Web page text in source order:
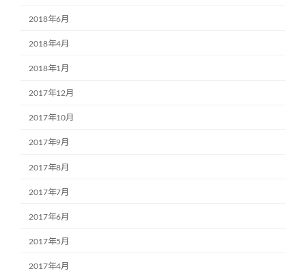
2018年6月
2018年4月
2018年1月
2017年12月
2017年10月
2017年9月
2017年8月
2017年7月
2017年6月
2017年5月
2017年4月